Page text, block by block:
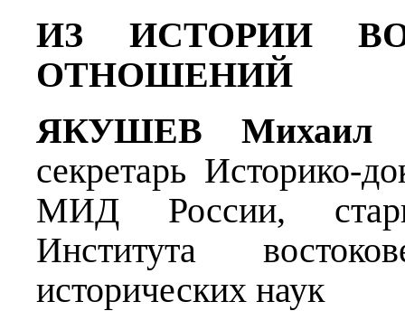
ИЗ ИСТОРИИ
ОТНОШЕНИЙ
ЯКУШЕВ Михаил
секретарь Историко-
МИД России,
Института
исторических наук